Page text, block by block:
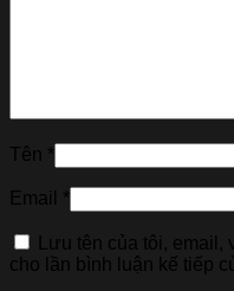
Tên *
Email *
Lưu tên của tôi,
cho lần bình luận kế tiếp